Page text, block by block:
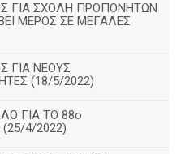
ΓΙΑ ΣΧΟΛΗ ΠΡΟΠΟΝΗΤΩΝ
ΜΕΡΟΣ ΣΕ ΜΕΓΑΛΕΣ
ΓΙΑ ΝΕΟΥΣ
(18/5/2022)
ΓΙΑ ΤΟ 88ο
4/2022)